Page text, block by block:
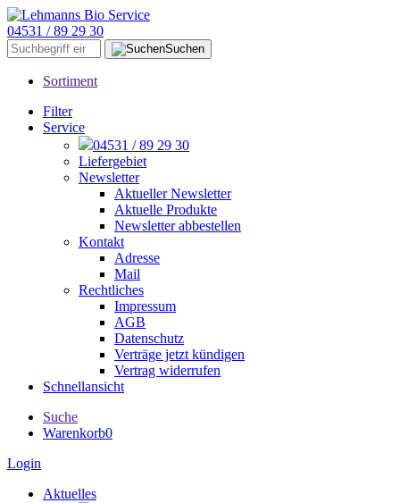
04531 / 89 29 30
Suchen
Sortiment
Filter
Service
04531 / 89 29 30
Liefergebiet
Newsletter
Aktueller Newsletter
Aktuelle Produkte
Newsletter abbestellen
Kontakt
Adresse
Mail
Rechtliches
Impressum
AGB
Datenschutz
Verträge jetzt kündigen
Vertrag widerrufen
Schnellansicht
Suche
Warenkorb0
Login
Aktuelles